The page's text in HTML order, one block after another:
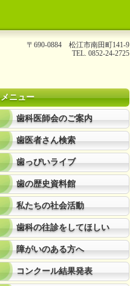
〒690-0884 松江市南田町141-9
TEL. 0852-24-2725
メニュー
歯科医師会のご案内
歯医者さん検索
歯っぴいライブ
歯の歴史資料館
私たちの社会活動
歯科の往診をしてほしい
障がいのある方へ
コンクール結果発表